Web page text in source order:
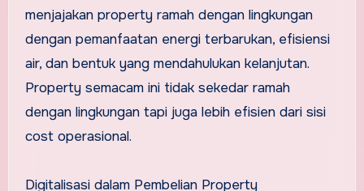
menjajakan property ramah dengan lingkungan
dengan pemanfaatan energi terbarukan, efisiensi
air, dan bentuk yang mendahulukan kelanjutan.
Property semacam ini tidak sekedar ramah
dengan lingkungan tapi juga lebih efisien dari sisi
cost operasional.
Digitalisasi dalam Pembelian Property